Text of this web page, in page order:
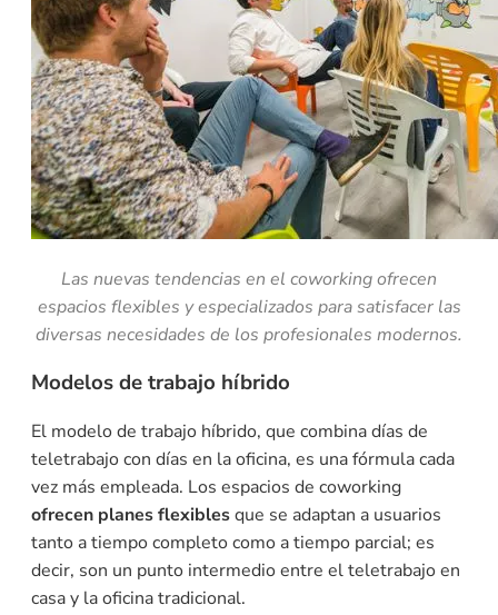
Las nuevas tendencias en el coworking ofrecen
espacios flexibles y especializados para satisfacer las
diversas necesidades de los profesionales modernos.
Modelos de trabajo híbrido
El modelo de trabajo híbrido, que combina días de
teletrabajo con días en la oficina, es una fórmula cada
vez más empleada. Los espacios de coworking
ofrecen planes flexiblesque se adaptan a usuarios
tanto a tiempo completo como a tiempo parcial; es
decir, son un punto intermedio entre el teletrabajo en
casa y la oficina tradicional.